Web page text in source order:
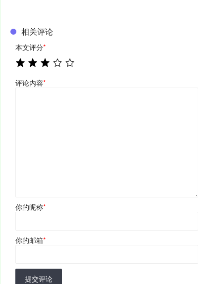
相关评论
本文评分*
评论内容*
你的昵称*
你的邮箱*
提交评论